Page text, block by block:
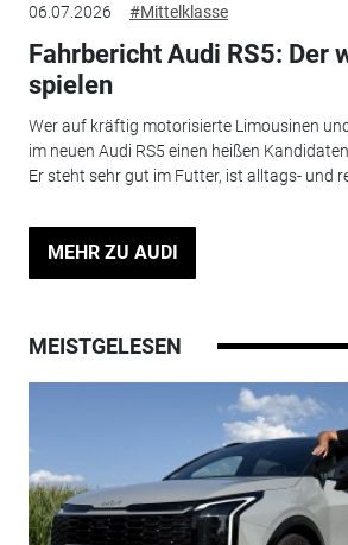
06.07.2026 #Mittelklasse
Fahrbericht Audi RS5: Der
spielen
Wer auf kräftig motorisierte Limousinen
im neuen Audi RS5 einen heißen
Er steht sehr gut im Futter, ist alltags- und
MEHR ZU AUDI
MEISTGELESEN